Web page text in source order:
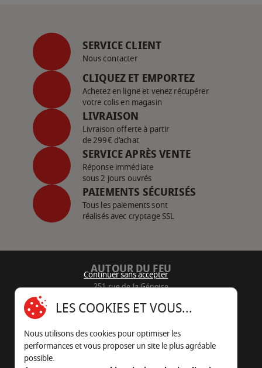
SERVICE CLIENT
Nous contacter
CLIQUEZ ET EMPORTEZ
Achetez en ligne et venez récupérer
votre colis en magasin
LIVRAISON
Livraison offerte à partir
de 299€ d’achat
SERVICE APRÈS VENTE
Réponse immédiate
sous 2 jours ouvrés
PAIEMENTS SÉCURISÉS
Tous les paiements sont
réalisés avec cryptage SSL
AUTOUR DU FEU
251 rue de la Génoise
05 45 22 98 09
Nous envoyer un e-mail
Continuer sans accepter
LES COOKIES ET VOUS...
Nous utilisons des cookies pour optimiser les
performances et vous proposer un site le plus agréable
possible.